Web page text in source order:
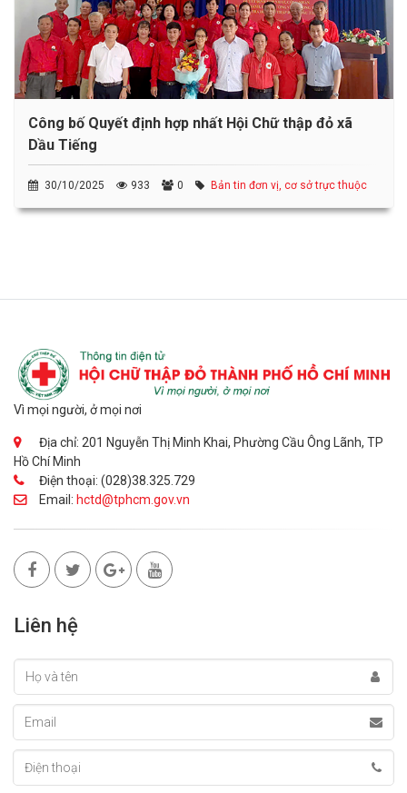
Công bố Quyết định hợp nhất Hội Chữ thập đỏ xã
Dầu Tiếng
30/10/2025 933 0 Bản tin đơn vị, cơ sở trực thuộc
Vì mọi người, ở mọi nơi
Địa chỉ: 201 Nguyễn Thị Minh Khai, Phường Cầu Ông Lãnh, TP
Hồ Chí Minh
Điện thoại: (028)38.325.729
Email: hctd@tphcm.gov.vn
Liên hệ